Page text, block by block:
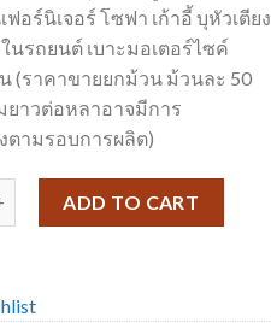
ฟอร์นิเจอร์ โซฟา เก้าอี้ บุหัวเตียง
นรถยนต์ เบาะมอเตอร์ไซค์
(ราคาขายยกม้วน ม้วนละ 50
ยาวต่อหลาอาจมีการ
ตามรอบการผลิต)
ADD TO CART